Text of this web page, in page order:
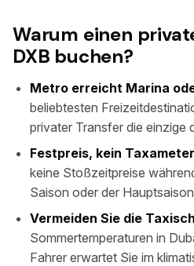
Warum einen
DXB buchen?
Metro erreicht Marina
beliebtesten
privater Transfer die einzige
Festpreis, kein Taxameter
keine Stoßzeitpreise
Saison oder der
Vermeiden Sie die
Sommertemperaturen in
Fahrer erwartet Sie im